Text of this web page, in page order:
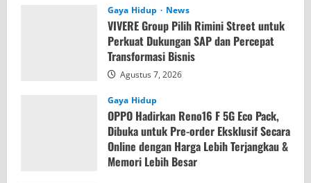
Terus
Berdaya
Gaya Hidup News
VIVERE Group Pilih Rimini Street untuk
Perkuat Dukungan SAP dan Percepat
Transformasi Bisnis
Agustus 7, 2026
Gaya Hidup
OPPO Hadirkan Reno16 F 5G Eco Pack,
Dibuka untuk Pre-order Eksklusif Secara
Online dengan Harga Lebih Terjangkau &
Memori Lebih Besar